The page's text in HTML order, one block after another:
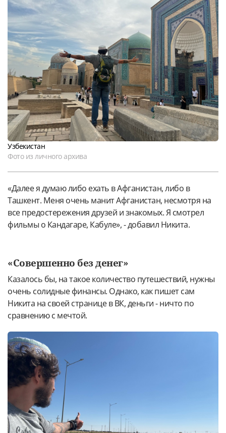
Узбекистан
Фото из личного архива
«Далее я думаю либо ехать в Афганистан, либо в
Ташкент. Меня очень манит Афганистан, несмотря на
все предостережения друзей и знакомых. Я смотрел
фильмы о Кандагаре, Кабуле», - добавил Никита.
«Совершенно без денег»
Казалось бы, на такое количество путешествий, нужны
очень солидные финансы. Однако, как пишет сам
Никита на своей странице в ВК, деньги - ничто по
сравнению с мечтой.